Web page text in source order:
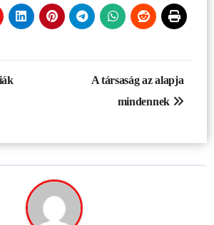
A társaság az alapja
mindennek